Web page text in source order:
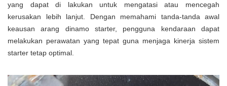
yang dapat di lakukan untuk mengatasi atau mencegah
kerusakan lebih lanjut. Dengan memahami tanda-tanda awal
keausan arang dinamo starter, pengguna kendaraan dapat
melakukan perawatan yang tepat guna menjaga kinerja sistem
starter tetap optimal.